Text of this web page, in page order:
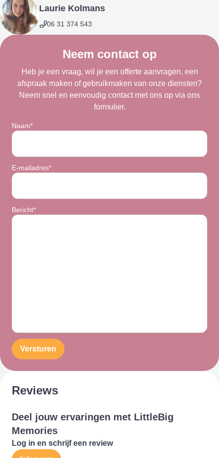
Laurie Kolmans
06 31 374 543
Neem contact op
Heb je een vraag, wil je een offerte aanvragen, een
afspraak maken of gebruikmaken van onze diensten?
Neem snel en eenvoudig contact met ons op via ons
formulier.
Naam*
E-mailadres*
Bericht*
Versturen
Reviews
Deel jouw ervaringen met LittleBig
Memories
Log in en schrijf een review